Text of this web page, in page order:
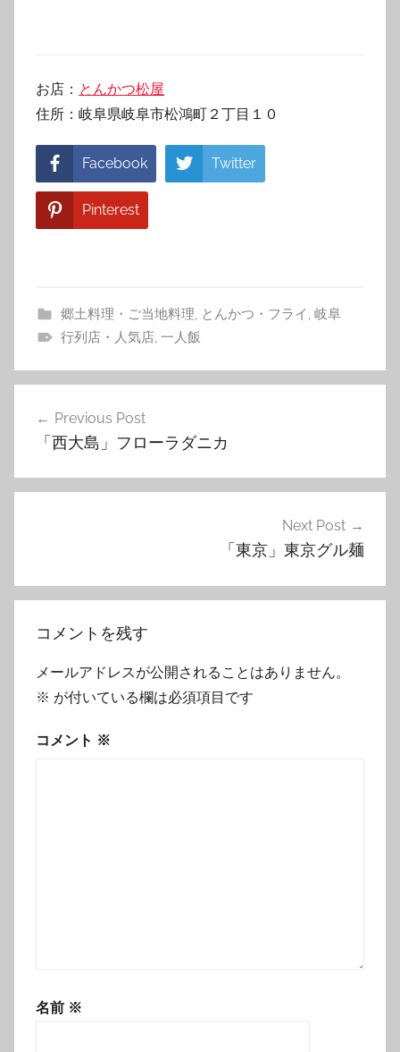
お店： とんかつ松屋
住所：岐阜県岐阜市松鴻町２丁目１０
Facebook Twitter
Pinterest
郷土料理・ご当地料理 とんかつ・フライ 岐阜
行列店・人気店, 一人飯
ビ
シ
Previous Post
「西大島」フローラダニカ
Next Post
「東京」東京グル麺
コメントを残す
メールアドレスが公開されることはありません。
※ が付いている欄は必須項目です
コメント ※
名前 ※